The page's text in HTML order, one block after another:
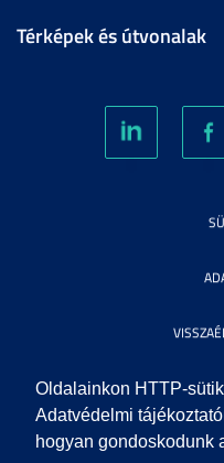
Oldalainkon HTTP-
Adatvédelmi
hogyan gondoskodunk
Térképek és útvonalak